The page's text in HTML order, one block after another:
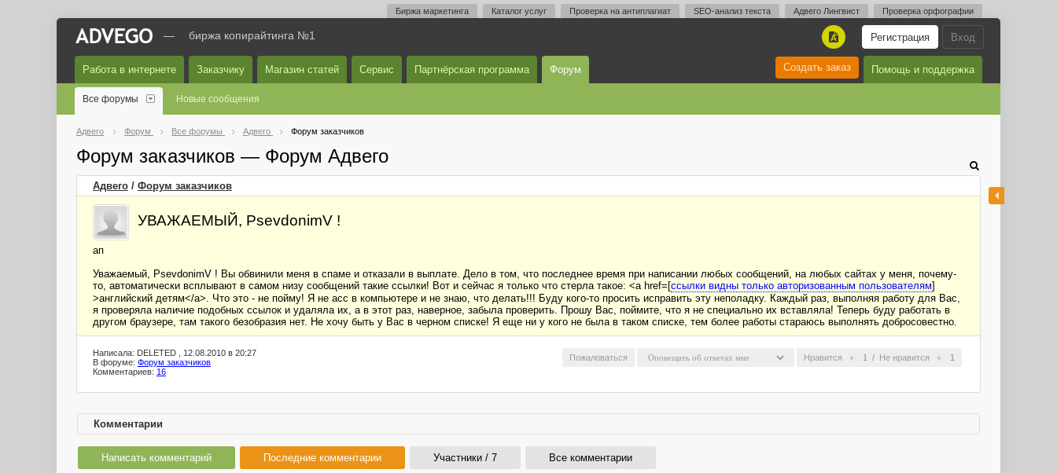
Биржа маркетинга Каталог услуг Проверка на антиплагиат SEO-анализ текста Адвего Лингвист Проверка орфографии
Вход
Регистрация
A
— биржа копирайтинга №1
Работа в интернете Заказчику Магазин статей Сервис Партнёрская программа Форум Помощь и поддержка
Создать заказ
Все форумы Новые сообщения
Адвего Форум Все форумы Адвего Форум заказчиков
Форум заказчиков — Форум Адвего
Адвего / Форум заказчиков
УВАЖАЕМЫЙ, PsevdonimV !
ап
Уважаемый, PsevdonimV ! Вы обвинили меня в спаме и отказали в выплате. Дело в том, что последнее время при написании любых сообщений, на любых сайтах у меня, почему-
то, автоматически всплывают в самом низу сообщений такие ссылки! Вот и сейчас я только что стерла такое: <a href=[ссылки видны только авторизованным пользователям]
>английский детям</a>. Что это - не пойму! Я не асс в компьютере и не знаю, что делать!!! Буду кого-то просить исправить эту неполадку. Каждый раз, выполняя работу для Вас,
я проверяла наличие подобных ссылок и удаляла их, а в этот раз, наверное, забыла проверить. Прошу Вас, поймите, что я не специально их вставляла! Теперь буду работать в
другом браузере, там такого безобразия нет. Не хочу быть у Вас в черном списке! Я еще ни у кого не была в таком списке, тем более работы стараюсь выполнять добросовестно.
Нравится 1 / Не нравится 1
Пожаловаться
Написала: DELETED , 12.08.2010 в 20:27
В форуме: Форум заказчиков
Комментариев: 16
Комментарии
Написать комментарий Последние комментарии Участники / 7 Все комментарии